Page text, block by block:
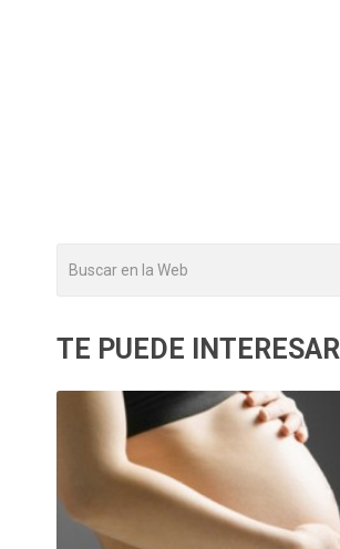
TE PUEDE INTERESAR